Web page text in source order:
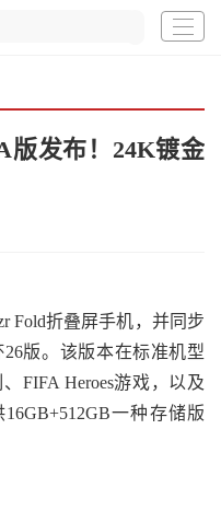
版发布！24K镀金
折叠屏手机，并同步
26版。该版本在标准机型
FIFA Heroes游戏，以及
一种存储版